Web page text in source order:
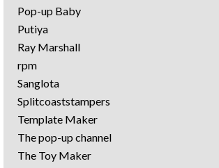
Pop-up Baby
Putiya
Ray Marshall
rpm
Sanglota
Splitcoaststampers
Template Maker
The pop-up channel
The Toy Maker